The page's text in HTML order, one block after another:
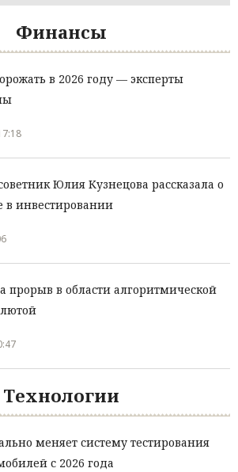
Финансы
в 2026 году — эксперты
Юлия Кузнецова рассказала о
в инвестировании
прорыв в области алгоритмической
Технологии
меняет систему тестирования
с 2026 года